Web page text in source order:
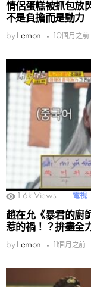
情侶蛋糕被抓包放
不是負擔而是動力
by Lemon 10個月之前
1.6k Views 電視
趙在允《暴君的廚
惹的禍！？拚盡全
by Lemon 11個月之前